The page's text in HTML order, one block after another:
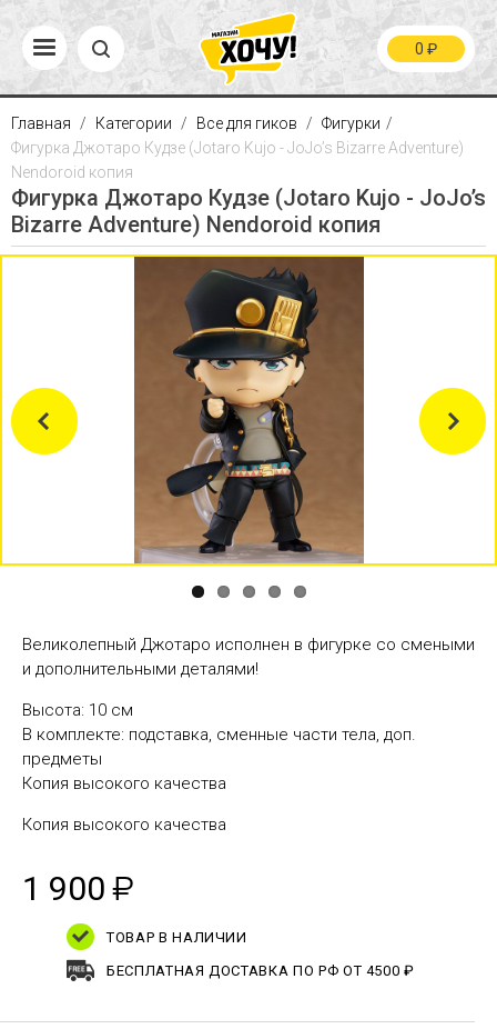
0 ₽
Главная Категории Все для гиков
Фигурки
Фигурка Джотаро Кудзе (Jotaro Kujo - JoJo’s Bizarre Adventure)
Nendoroid копия
Фигурка Джотаро Кудзе (Jotaro Kujo - JoJo’s
Bizarre Adventure) Nendoroid копия
Великолепный Джотаро исполнен в фигурке со смеными
и дополнительными деталями!
Высота: 10 см
В комплекте: подставка, сменные части тела, доп.
предметы
Копия высокого качества
Копия высокого качества
1 900 ₽
ТОВАР В НАЛИЧИИ
БЕСПЛАТНАЯ ДОСТАВКА ПО РФ ОТ 4500 ₽